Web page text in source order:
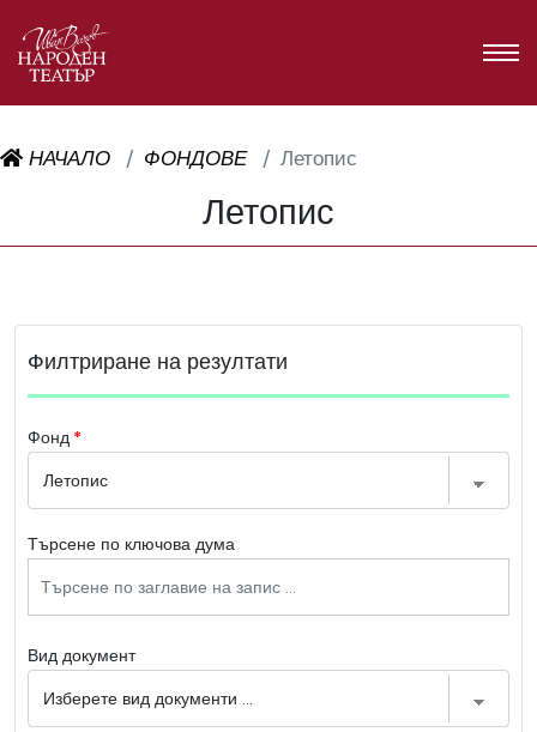
НАЧАЛО ФОНДОВЕ Летопис
Летопис
Филтриране на резултати
Фонд
Търсене по ключова дума
Вид документ